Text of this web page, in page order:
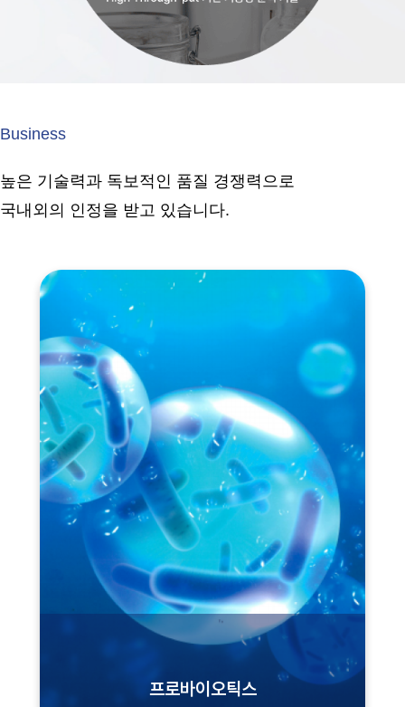
Business
높은 기술력과 독보적인 품질 경쟁력으로
국내외의 인정을 받고 있습니다.
프로바이오틱스